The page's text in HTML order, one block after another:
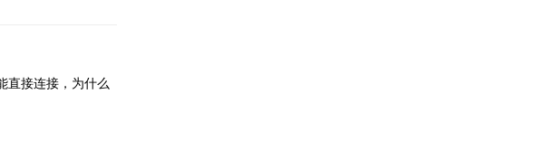
直接连接，为什么